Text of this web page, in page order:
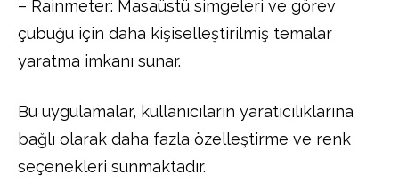
– Rainmeter: Masaüstü simgeleri ve görev
çubuğu için daha kişiselleştirilmiş temalar
yaratma imkanı sunar.
Bu uygulamalar, kullanıcıların yaratıcılıklarına
bağlı olarak daha fazla özelleştirme ve renk
seçenekleri sunmaktadır.